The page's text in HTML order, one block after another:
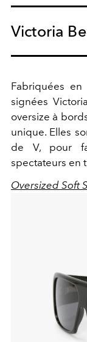
Victoria
Fabriquées
signées
oversize à
unique. Elles
de V, pour
spectateurs en
Oversized Soft